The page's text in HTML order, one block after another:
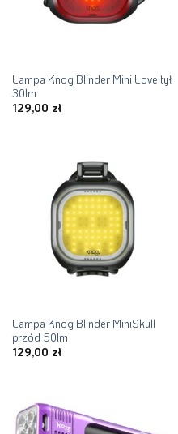
Lampa Knog Blinder Mini Love tył
30lm
129,00 zł
Lampa Knog Blinder MiniSkull
przód 50lm
129,00 zł